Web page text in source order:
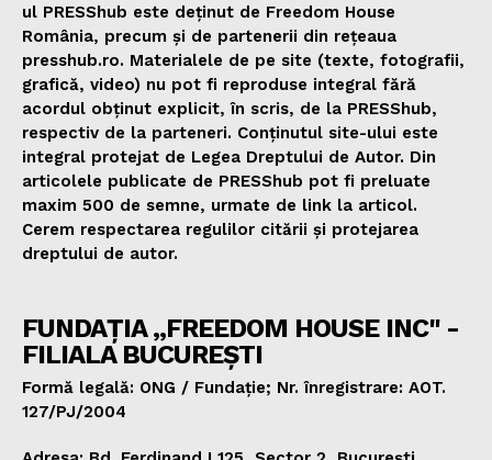
ul PRESShub este deținut de Freedom House
România, precum și de partenerii din rețeaua
presshub.ro. Materialele de pe site (texte, fotografii,
grafică, video) nu pot fi reproduse integral fără
acordul obținut explicit, în scris, de la PRESShub,
respectiv de la parteneri. Conținutul site-ului este
integral protejat de Legea Dreptului de Autor. Din
articolele publicate de PRESShub pot fi preluate
maxim 500 de semne, urmate de link la articol.
Cerem respectarea regulilor citării și protejarea
dreptului de autor.
FUNDAȚIA „FREEDOM HOUSE INC" -
FILIALA BUCUREȘTI
Formă legală: ONG / Fundație; Nr. înregistrare: AOT.
127/PJ/2004